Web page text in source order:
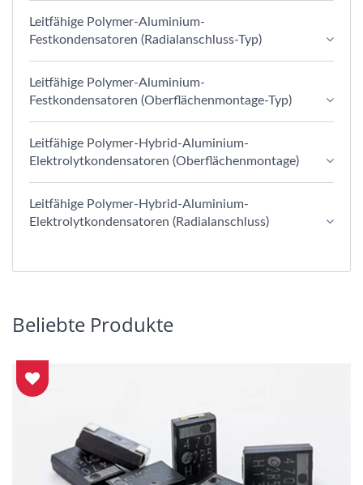
Leitfähige Polymer-Aluminium-
Festkondensatoren (Radialanschluss-Typ)
Leitfähige Polymer-Aluminium-
Festkondensatoren (Oberflächenmontage-Typ)
Leitfähige Polymer-Hybrid-Aluminium-
Elektrolytkondensatoren (Oberflächenmontage)
Leitfähige Polymer-Hybrid-Aluminium-
Elektrolytkondensatoren (Radialanschluss)
Beliebte Produkte